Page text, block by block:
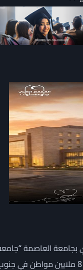
العاصمة
نوعية في الخدمات العلاجية